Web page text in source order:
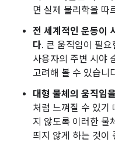
면 실제 물리학을 따
전 세계적인 운동이
다. 큰 움직임이 필
사용자의 주변 시야
고려해 볼 수 있습니
대형 물체의 움직임
처럼 느껴질 수 있기
지 않도록 이러한 물
띄지 않게 하는 것이